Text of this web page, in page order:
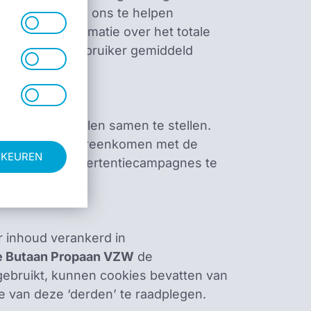
cookies om ons te helpen
ons informatie over het totale
een gebruiker gemiddeld
samen te stellen.
die overeenkomen met de
van advertentiecampagnes te
inhoud verankerd in
Butaan Propaan VZW de
kunnen cookies bevatten van
deze ‘derden’ te raadplegen.
dans
avez
Vous
ou pour
cookies ne
à un site
vous
nom
pages que
pas être
visité.